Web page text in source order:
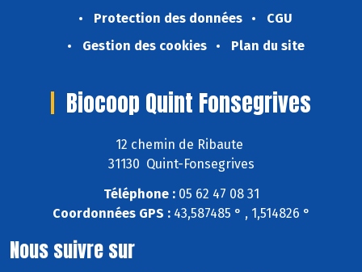
Protection des données
CGU
Gestion des cookies
Plan du site
Biocoop Quint Fonsegrives
12 chemin de Ribaute
31130 Quint-Fonsegrives
Téléphone :05 62 47 08 31
Coordonnées GPS :43,587485 ° , 1,514826 °
Nous suivre sur